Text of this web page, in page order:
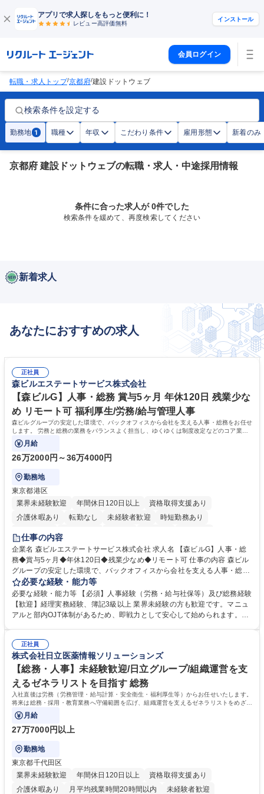
アプリで求人探しをもっと便利に！
レビュー高評価無料
インストール
会員ログイン
転職・求人トップ/京都府/建設ドットウェブ
検索条件を設定する
勤務地 1 職種 年収 こだわり条件 雇用形態 新着のみ
京都府 建設ドットウェブの転職・求人・中途採用情報
条件に合った求人が 0件でした
検索条件を緩めて、再度検索してください
新着求人
あなたにおすすめの求人
正社員
森ビルエステートサービス株式会社
【森ビルG】人事・総務 賞与5ヶ月 年休120日 残業少な
め リモート可 福利厚生/労務/給与管理人事
森ビルグループの安定した環境で、バックオフィスから会社を支える人事・総務をお任せ
します。 労務と総務の業務をバランスよく担当し、ゆくゆくは制度改定などのコア業務
にも挑戦できる、やりがいある環境です。
月給
26万2000円～36万4000円
勤務地
東京都港区
業界未経験歓迎
年間休日120日以上
資格取得支援あり
介護休暇あり
転勤なし 未経験者歓迎
時短勤務あり
経験者歓迎
完全週休2日制
交通費支給 長期歓迎 駅近5分以内 土日祝休み
仕事の内容
企業名 森ビルエステートサービス株式会社 求人名 【森ビルG】人事・総
務◆賞与5ヶ月◆年休120日◆残業少なめ◆リモート可 仕事の内容 森ビル
グループの安定した環境で、バックオフィスから会社を支える人事・総務
をお任せします。 労務と総務の業務をバランスよく担当し、ゆくゆくは制
度改定などのコア業務にも挑戦できる、やりがいある環境です。 ■勤怠管
理、給与計算、社会保険手続き、年末調整等の労務管理全般 ■入退社手続
き、社内規定の改定や人事制度改定などのコア業務 ■社内イベントの企画
でも質問・相談できる環境が整っているため、安心して成長できます。 募
集職種 【森ビルG】人事・総務◆賞与5ヶ月◆年休120日◆残業少なめ◆
リモート可
必要な経験・能力等
必要な経験・能力等 【必須】人事経験（労務・給与社保等）及び総務経験
【歓迎】経理実務経験、簿記3級以上 業界未経験の方も歓迎です。マニュ
アルと部内OJT体制があるため、即戦力として安心して始められます。
務に挑戦できるため、自身の成長と組織への貢献度をダイレクトに実感で
きます。 残業少なめ、週1日リモート可など、ワークライフバランスを保
ち長期活躍できる環境です。 「これまでの幅広い経験を活かし、長期的な
キャリアを築きたい」という前向きな意欲と挑戦を全力で応援します。 学
歴・資格 学歴：大学院 大学 高専 短大 専修学校 高校 語学力： 資格：日商
簿記検定1級 日商簿記検定2級 日商簿記検定3級
正社員
株式会社日立医薬情報ソリューションズ
【総務・人事】未経験歓迎/日立グループ/組織運営を支
えるゼネラリストを目指す 総務
入社直後は労務（労務管理・給与計算・安全衛生・福利厚生等）からお任せいたします。
将来は総務・採用・教育業務へ守備範囲を広げ、組織運営を支えるゼネラリストをめざせ
ます。
月給
27万7000円以上
勤務地
東京都千代田区
業界未経験歓迎
年間休日120日以上
資格取得支援あり
介護休暇あり
月平均残業時間20時間以内
未経験者歓迎